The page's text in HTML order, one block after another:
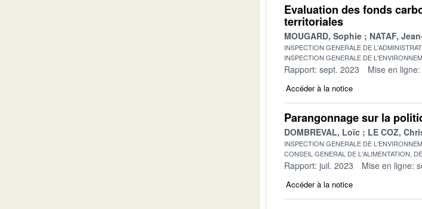
Evaluation des fonds
territoriales
MOUGARD, Sophie NATAF,
INSPECTION GENERALE DE
INSPECTION GENERALE DE
Rapport: sept. 2023 Mise en
Accéder à la notice
Parangonnage sur la
DOMBREVAL, Loïc LE COZ,
INSPECTION GENERALE DE
CONSEIL GENERAL DE L'ALIMENTATION,
Rapport: juil. 2023 Mise en ligne:
Accéder à la notice